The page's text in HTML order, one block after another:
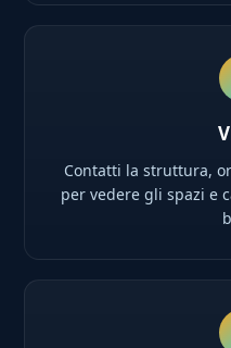
Contatti la struttura,
per vedere gli spazi e